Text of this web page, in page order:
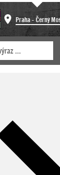
Praha - Černý